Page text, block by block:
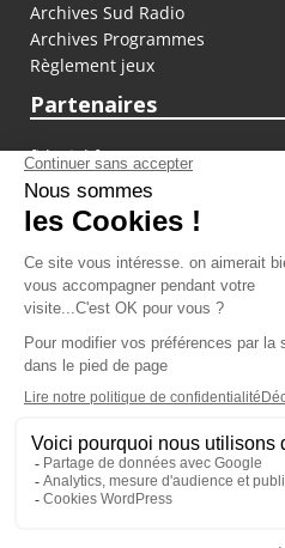
Archives Sud Radio
Archives Programmes
Règlement jeux
Partenaires
fiducial.fr
lyoncapitale.fr
olympique-et-lyonnais.com
L'application Iphone /
Téléchargez
Les cookies
Gestion des cookies
Crédit photos : ©Sud